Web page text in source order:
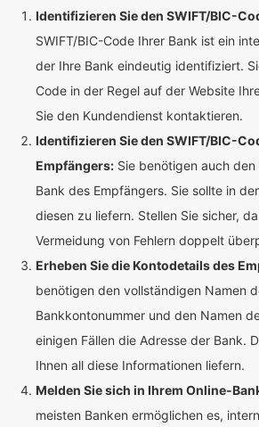
Identifizieren Sie den SWIFT/BIC-
SWIFT/BIC-Code Ihrer Bank ist ein
der Ihre Bank eindeutig identifiziert.
Code in der Regel auf der Website
Sie den Kundendienst kontaktieren.
Identifizieren Sie den SWIFT/BIC-
Empfängers: Sie benötigen auch
Bank des Empfängers. Sie sollte in
diesen zu liefern. Stellen Sie sicher,
Vermeidung von Fehlern doppelt
Erheben Sie die Kontodetails des
benötigen den vollständigen Namen
Bankkontonummer und den Namen
einigen Fällen die Adresse der Bank.
Ihnen all diese Informationen liefern.
Melden Sie sich in Ihrem Online-
meisten Banken ermöglichen es,